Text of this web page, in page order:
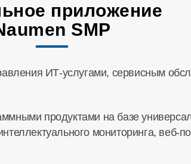
приложение
SMP
ИТ-услугами, сервисным
продуктами на базе
мониторинга, веб-